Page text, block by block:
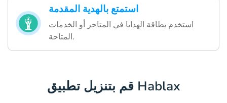
استمتع بالهدية المقدمة
استخدم بطاقة الهدايا في المتاجر أو الخدمات
المتاحة.
قم بتنزيل تطبيق Hablax